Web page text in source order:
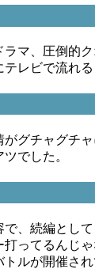
マ、圧倒的
レビで流れる
グチャグチ
でした。
、続編とし
ってるんじ
ルが開催さ